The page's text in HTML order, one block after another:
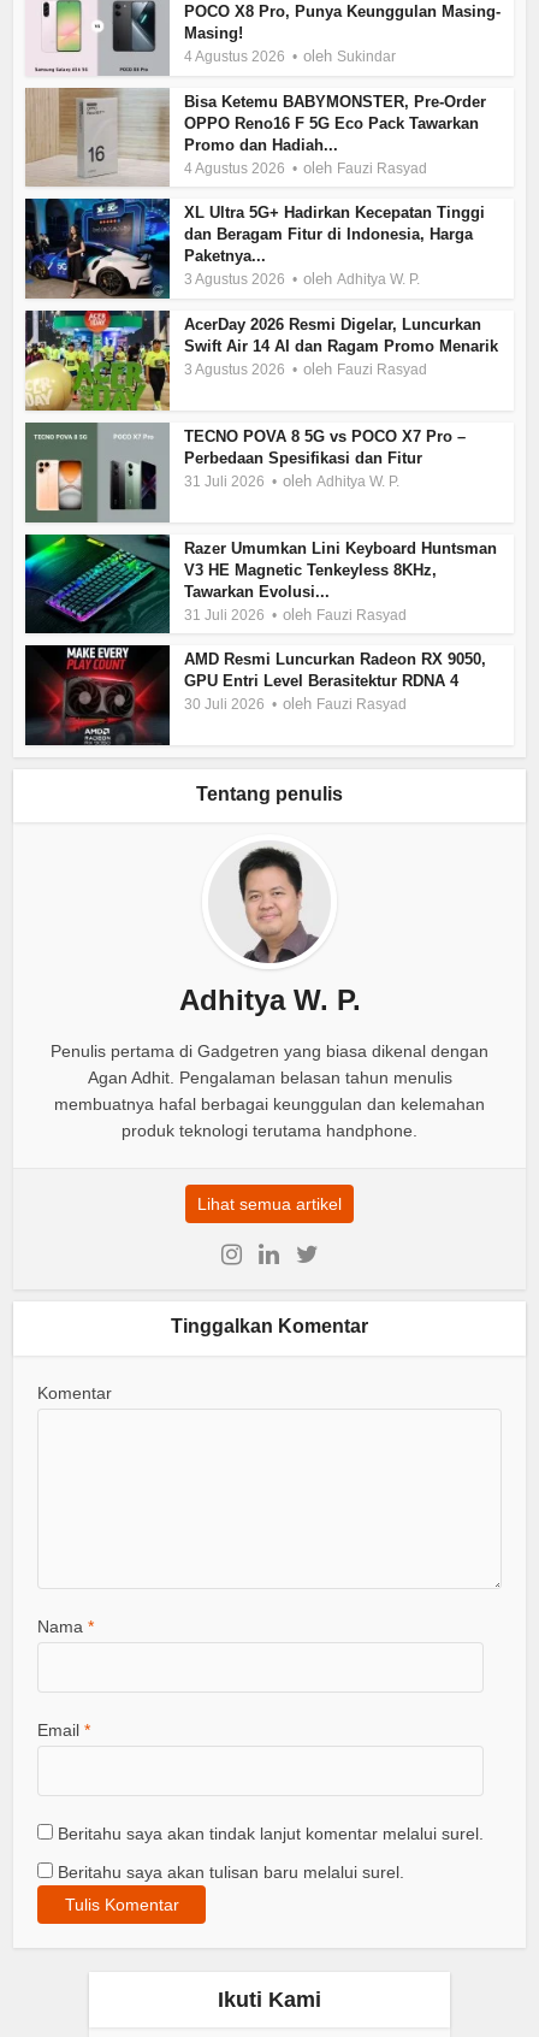
POCO X8 Pro, Punya Keunggulan Masing-
Masing!
4 Agustus 2026 oleh Sukindar
Bisa Ketemu BABYMONSTER, Pre-Order
OPPO Reno16 F 5G Eco Pack Tawarkan
Promo dan Hadiah...
4 Agustus 2026 oleh Fauzi Rasyad
XL Ultra 5G+ Hadirkan Kecepatan Tinggi
dan Beragam Fitur di Indonesia, Harga
Paketnya...
3 Agustus 2026 olehAdhitya W. P.
AcerDay 2026 Resmi Digelar, Luncurkan
Swift Air 14 AI dan Ragam Promo Menarik
3 Agustus 2026 oleh Fauzi Rasyad
TECNO POVA 8 5G vs POCO X7 Pro –
Perbedaan Spesifikasi dan Fitur
31 Juli 2026 olehAdhitya W. P.
Razer Umumkan Lini Keyboard Huntsman
V3 HE Magnetic Tenkeyless 8KHz,
Tawarkan Evolusi...
31 Juli 2026 oleh Fauzi Rasyad
AMD Resmi Luncurkan Radeon RX 9050,
GPU Entri Level Berasitektur RDNA 4
30 Juli 2026 oleh Fauzi Rasyad
Tentang penulis
Adhitya W. P.
Penulis pertama di Gadgetren yang biasa dikenal dengan
Agan Adhit. Pengalaman belasan tahun menulis
membuatnya hafal berbagai keunggulan dan kelemahan
produk teknologi terutama handphone.
Lihat semua artikel
Tinggalkan Komentar
Komentar
Nama*
Email*
Beritahu saya akan tindak lanjut komentar melalui surel.
Beritahu saya akan tulisan baru melalui surel.
Ikuti Kami